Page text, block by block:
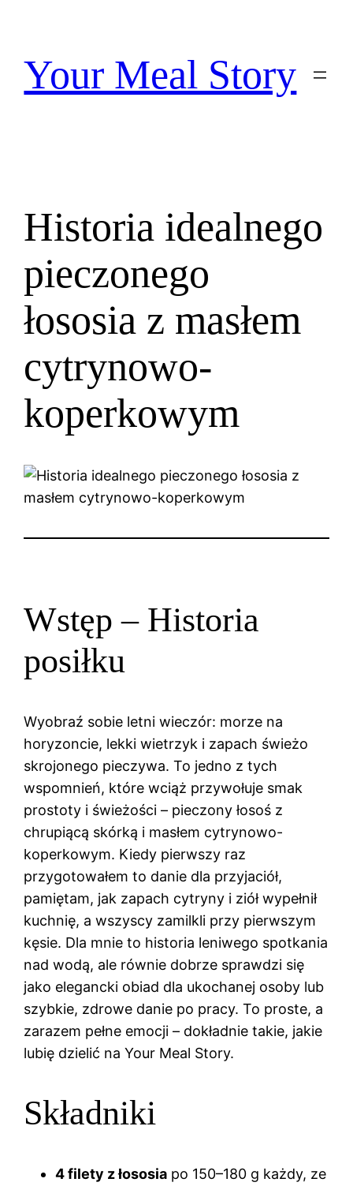
treściYour Meal Story
Historia idealnego
pieczonego
łososia z masłem
cytrynowo-
koperkowym
Wstęp – Historia
posiłku
Wyobraź sobie letni wieczór: morze na
horyzoncie, lekki wietrzyk i zapach świeżo
skrojonego pieczywa. To jedno z tych
wspomnień, które wciąż przywołuje smak
prostoty i świeżości – pieczony łosoś z
chrupiącą skórką i masłem cytrynowo-
koperkowym. Kiedy pierwszy raz
przygotowałem to danie dla przyjaciół,
pamiętam, jak zapach cytryny i ziół wypełnił
kuchnię, a wszyscy zamilkli przy pierwszym
kęsie. Dla mnie to historia leniwego spotkania
nad wodą, ale równie dobrze sprawdzi się
jako elegancki obiad dla ukochanej osoby lub
szybkie, zdrowe danie po pracy. To proste, a
zarazem pełne emocji – dokładnie takie, jakie
lubię dzielić na Your Meal Story.
Składniki
4 filety z łososia po 150–180 g każdy, ze